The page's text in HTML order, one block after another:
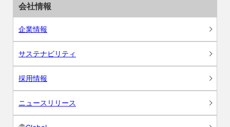
会社情報
企業情報
サステナビリティ
採用情報
ニュースリリース